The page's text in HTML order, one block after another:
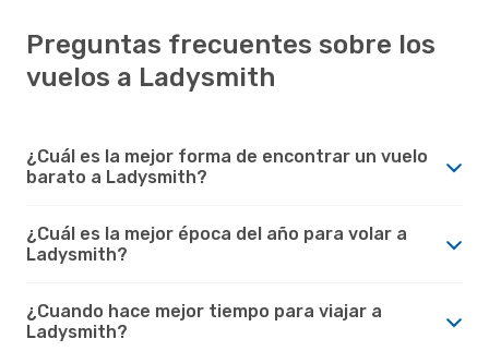
Preguntas frecuentes sobre los
vuelos a Ladysmith
¿Cuál es la mejor forma de encontrar un vuelo
barato a Ladysmith?
¿Cuál es la mejor época del año para volar a
Ladysmith?
¿Cuando hace mejor tiempo para viajar a
Ladysmith?